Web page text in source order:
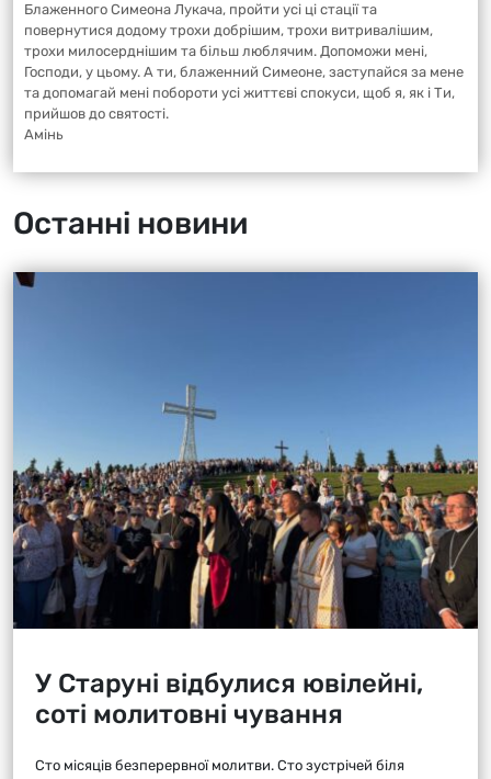
Блаженного Симеона Лукача, пройти усі ці стації та
повернутися додому трохи добрішим, трохи витривалішим,
трохи милосерднішим та більш люблячим. Допоможи мені,
Господи, у цьому. А ти, блаженний Симеоне, заступайся за мене
та допомагай мені побороти усі життєві спокуси, щоб я, як і Ти,
прийшов до святості.
Амінь
Останні новини
У Старуні відбулися ювілейні,
соті молитовні чування
Сто місяців безперервної молитви. Сто зустрічей біля